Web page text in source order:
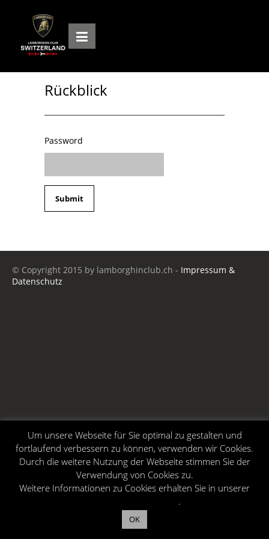
Rückblick
Password
© Copyright 2015 by lamborghinclub.ch - Impressum &
Datenschutz
Um unsere Webseite für Sie optimal zu gestalten und
fortlaufend verbessern zu können, verwenden wir Cookies.
Durch die weitere Nutzung der Webseite stimmen Sie der
Verwendung von Cookies zu.
Weitere Informationen zu Cookies erhalten Sie in unserer
.
OK